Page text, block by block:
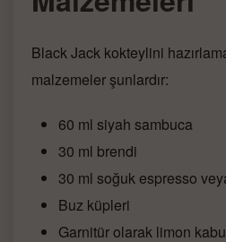
Black Jack kokteylini
malzemeler şunlardır:
60 ml siyah sambuca
30 ml brendi
30 ml soğuk espresso
Buz küpleri
Garnitür olarak limon